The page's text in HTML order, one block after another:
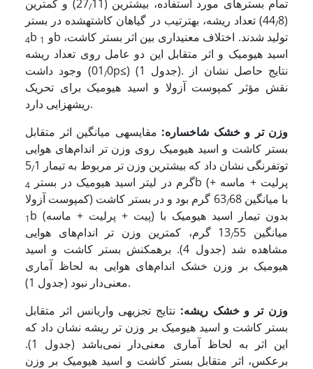
تمام بسترهای مورد استفاده، بیشترین (27 /
11) و کمترین
(44
/8) تعداد ریشه، به­ترتیب در گیاهان کاشته­شده در بستر
4 b و 1
b تولید شدند. اختلاف معنی­داری بین اثر بستر کاشت،
اسید هیومیک و اثر متقابل این دو عامل روی تعداد ریشه
وجود داشت (01/ 0p≤) (جدول 1). نتایج حاصل نشان از
نقش مؤثر کمپوست آزولا و اسید هیومیک برای تحریک
ریشه­زایی دارد.
وزن تر و خشک شاخساره: مقایسه­ی میانگین اثر متقابل
بستر کاشت و اسید هیومیک روی وزن ‌تر اندام‌های هوایی
توت­فرنگی نشان داد که بیشترین وزن ‌تر مربوط به تیمار 5
/1
گرم در لیتر اسید هیومیک در بستر
4
b (پرلیت + ماسه +
کمپوست آزولا) با میانگین 63
/68 گرم بود و در بستر کاشت
1b (پیت + پرلیت + ماسه) بدون تیمار اسید هیومیک با
میانگین 13
/
55 گرم، کمترین وزن‌ تر اندام‌های هوایی
مشاهده شد (جدول 4). برهم­کنش بستر کاشت و اسید
هیومیک بر وزن خشک اندام‌های هوایی به لحاظ آماری
معنی‌دار نبود (جدول 1).
وزن تر و خشک ریشه: نتایج تجزیه­ی واریانس اثر متقابل
بستر کاشت و اسید هیومیک بر وزن‌ تر ریشه نشان داد که
این اثر به لحاظ آماری معنی‌دار نمی‌باشد (جدول 1).
برعکس، اثر متقابل بستر کاشت و اسید هیومیک بر وزن